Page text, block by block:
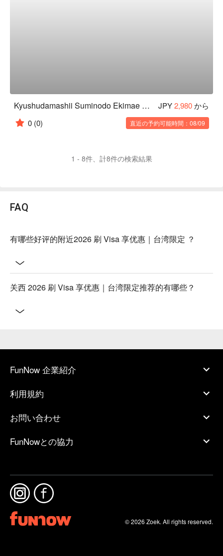
Kyushudamashii Suminodo Ekimae Store JPY2,980から
0 (0) 直近の予約可能時間：08/09
1 - 8件、計8件の検索結果
FAQ
有哪些好评的附近2026 刷 Visa 享优惠｜台湾限定 ？
关西 2026 刷 Visa 享优惠｜台湾限定推荐的有哪些？
FunNow 企業紹介
利用規約
お問い合わせ
FunNowとの協力
© 2026 Zoek. All rights reserved.